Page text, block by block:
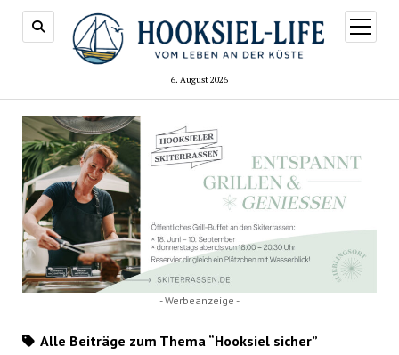
6. August 2026
Menü
öffnen
- Werbeanzeige -
Alle Beiträge zum Thema “Hooksiel sicher”